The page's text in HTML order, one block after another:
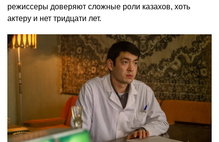
режиссеры доверяют сложные роли казахов, хоть
актеру и нет тридцати лет.